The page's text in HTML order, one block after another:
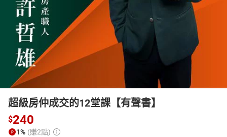
日本購物 電子/紙本書
HOT
超級房仲成交的12堂課【有聲書】
$240
1% (賺2點)